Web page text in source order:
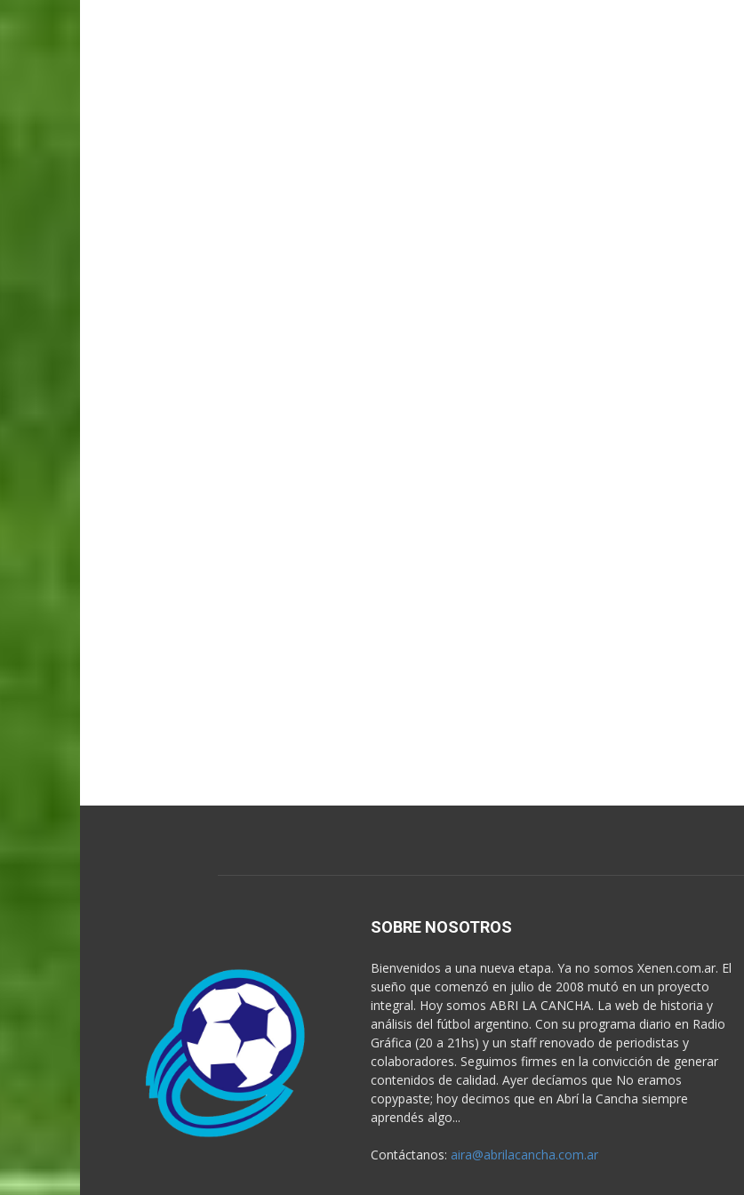
SOBRE NOSOTROS
Bienvenidos a una nueva etapa. Ya no somos Xenen.com.ar. El
sueño que comenzó en julio de 2008 mutó en un proyecto
integral. Hoy somos ABRI LA CANCHA. La web de historia y
análisis del fútbol argentino. Con su programa diario en Radio
Gráfica (20 a 21hs) y un staff renovado de periodistas y
colaboradores. Seguimos firmes en la convicción de generar
contenidos de calidad. Ayer decíamos que No eramos
copypaste; hoy decimos que en Abrí la Cancha siempre
aprendés algo...
Contáctanos: aira@abrilacancha.com.ar